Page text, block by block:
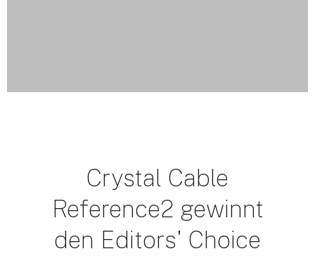
Crystal Cable
Reference2 gewinnt
den Editors' Choice